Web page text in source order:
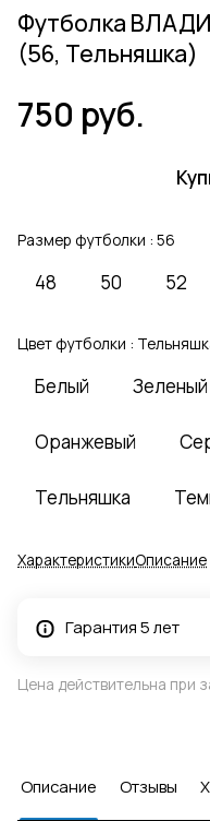
Футболка
(56, Тельняшка)
750 руб.
Размер футболки : 56
48 50 52
Цвет футболки :
Белый Зеленый
Оранжевый
Тельняшка
ХарактеристикиОписание
Гарантия 5 лет
Цена действительна при
Описание Отзывы